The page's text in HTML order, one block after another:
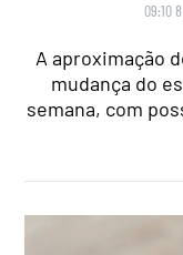
09:10
A aproximação
mudança do
semana, com